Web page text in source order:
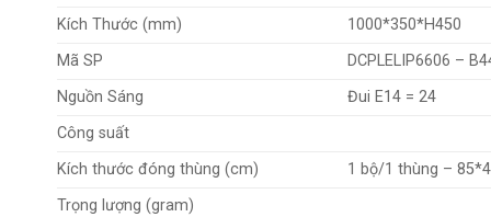
Kích Thước (mm)
1000*350*H450
Mã SP
DCPLELIP6606 –
Nguồn Sáng
Đui E14 = 24
Công suất
Kích thước đóng thùng (cm)
1 bộ/1 thùng –
Trọng lượng (gram)